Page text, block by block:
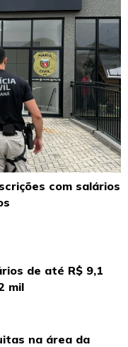
com salários
de até R$ 9,1
mil
na área da